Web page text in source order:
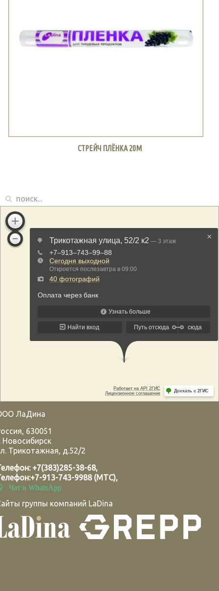
СТРЕЙЧ ПЛЁНКА 20М
ЛаДина
, 630051
Новосибирск
Трикотажная, д.52/2
+7(383)285-38-68,
+7-913-743-9988 (МТС),
Чат в WhatsApp
группы компаний LaDina